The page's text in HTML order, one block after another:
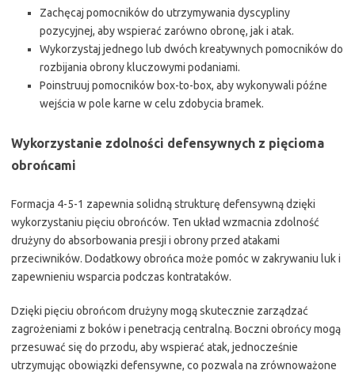
Zachęcaj pomocników do utrzymywania dyscypliny
pozycyjnej, aby wspierać zarówno obronę, jak i atak.
Wykorzystaj jednego lub dwóch kreatywnych pomocników do
rozbijania obrony kluczowymi podaniami.
Poinstruuj pomocników box-to-box, aby wykonywali późne
wejścia w pole karne w celu zdobycia bramek.
Wykorzystanie zdolności defensywnych z pięcioma
obrońcami
Formacja 4-5-1 zapewnia solidną strukturę defensywną dzięki
wykorzystaniu pięciu obrońców. Ten układ wzmacnia zdolność
drużyny do absorbowania presji i obrony przed atakami
przeciwników. Dodatkowy obrońca może pomóc w zakrywaniu luk i
zapewnieniu wsparcia podczas kontrataków.
Dzięki pięciu obrońcom drużyny mogą skutecznie zarządzać
zagrożeniami z boków i penetracją centralną. Boczni obrońcy mogą
przesuwać się do przodu, aby wspierać atak, jednocześnie
utrzymując obowiązki defensywne, co pozwala na zrównoważone